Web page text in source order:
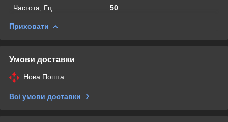
Частота, Гц
50
Приховати
Умови доставки
Нова Пошта
Всі умови доставки